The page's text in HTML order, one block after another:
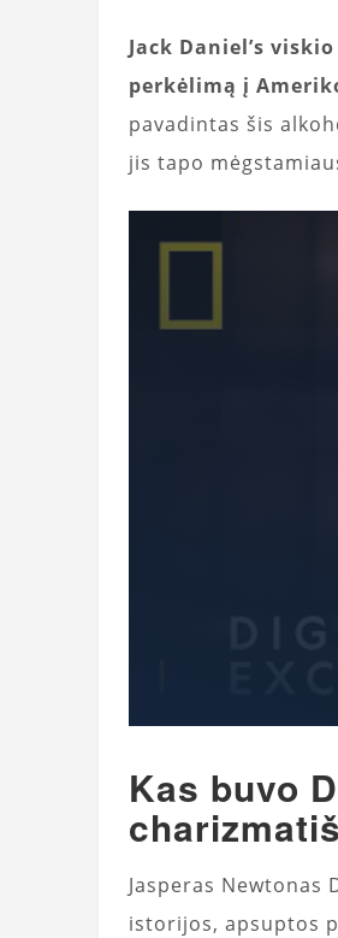
Jack Daniel’s
perkėlimą į
pavadintas šis
jis tapo
Kas buvo
Jasperas Newtonas
istorijos, apsuptos